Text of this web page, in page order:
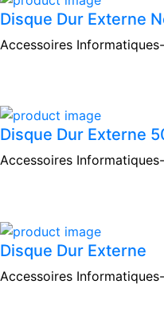
Disque Dur Externe
Accessoires Informatiques-
Disque Dur Externe
Accessoires Informatiques-
Disque Dur Externe
Accessoires Informatiques-